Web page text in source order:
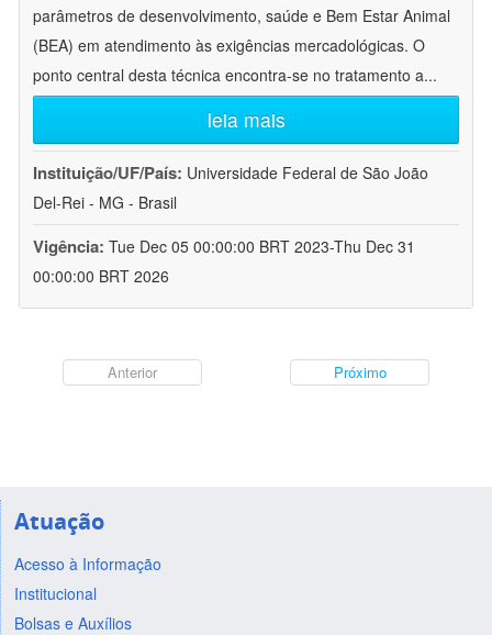
parâmetros de desenvolvimento, saúde e Bem Estar Animal
(BEA) em atendimento às exigências mercadológicas. O
ponto central desta técnica encontra-se no tratamento a...
leia mais
Instituição/UF/País: Universidade Federal de São João
Del-Rei - MG - Brasil
Vigência: Tue Dec 05 00:00:00 BRT 2023-Thu Dec 31
00:00:00 BRT 2026
Anterior Próximo
Atuação
Acesso à Informação
Institucional
Bolsas e Auxílios